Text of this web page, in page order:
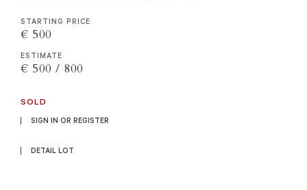
STARTING PRICE
€ 500
ESTIMATE
€ 500 / 800
SOLD
SIGN IN OR REGISTER
DETAIL LOT